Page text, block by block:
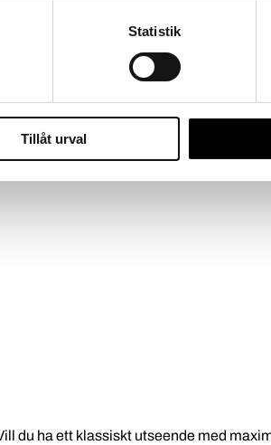
Statistik
Tillåt urval
och installationstid. Tegeltak har
för ditt specifika tak, ta alltid in en
du ha ett klassiskt utseende med